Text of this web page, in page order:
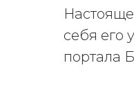
себя его
портала